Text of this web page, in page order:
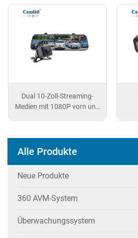
Dual 10-Zoll-Streaming-
Medien mit 1080P vorn und
Alle Produkte
Neue Produkte
360 AVM-System
Überwachungssystem